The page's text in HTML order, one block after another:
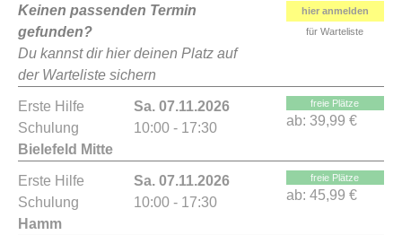
Keinen passenden Termin
gefunden?
Du kannst dir hier deinen Platz auf
der Warteliste sichern
hier anmelden
für Warteliste
Erste Hilfe
Schulung
Bielefeld Mitte
Sa. 07.11.2026
10:00 - 17:30
freie Plätze
ab: 39,99 €
Erste Hilfe
Schulung
Hamm
Sa. 07.11.2026
10:00 - 17:30
freie Plätze
ab: 45,99 €